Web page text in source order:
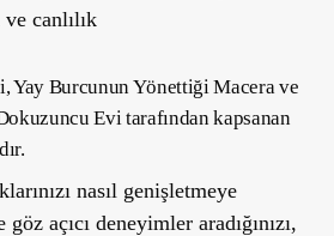
canlılık
Yay Burcunun Yönettiği Macera ve
Evi tarafından kapsanan
nasıl genişletmeye
göz açıcı deneyimler aradığınızı,